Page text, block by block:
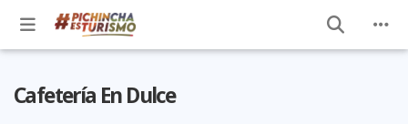
Cafetería En Dulce